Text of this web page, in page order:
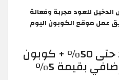
للعود مجربة وفعالة
عمل موقع الكوبون اليوم
عروض الدخيل للعود حتى 50% + كوبون
بقيمة 5%